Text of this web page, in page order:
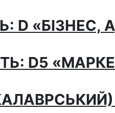
D «БІЗНЕС,
D5